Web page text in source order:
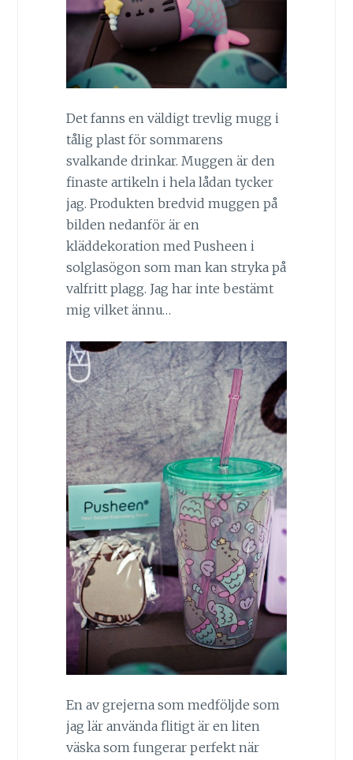
Det fanns en väldigt trevlig mugg i
tålig plast för sommarens
svalkande drinkar. Muggen är den
finaste artikeln i hela lådan tycker
jag. Produkten bredvid muggen på
bilden nedanför är en
kläddekoration med Pusheen i
solglasögon som man kan stryka på
valfritt plagg. Jag har inte bestämt
mig vilket ännu…
En av grejerna som medföljde som
jag lär använda flitigt är en liten
väska som fungerar perfekt när